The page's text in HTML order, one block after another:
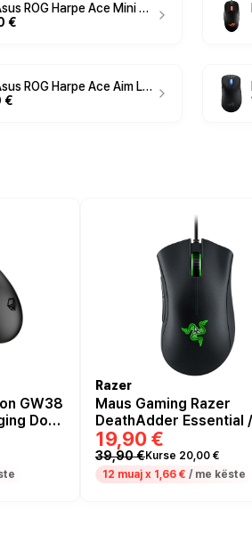
Maus Asus ROG Harpe Ace Mini WE
€
Maus Asus ROG Harpe Ace Aim Lab, i bardhë
€
GW38
Dock
Razer
Maus Gaming Razer
DeathAdder Essential /
RZ01-03850100-R3M1
Zezë
19,90 €
39,90 €Kurse 20,00 €
12 muaj x 1,66 € / me këste